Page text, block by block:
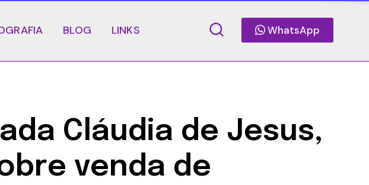
WhatsApp
BLOG LINKS
Cláudia de Jesus,
venda de